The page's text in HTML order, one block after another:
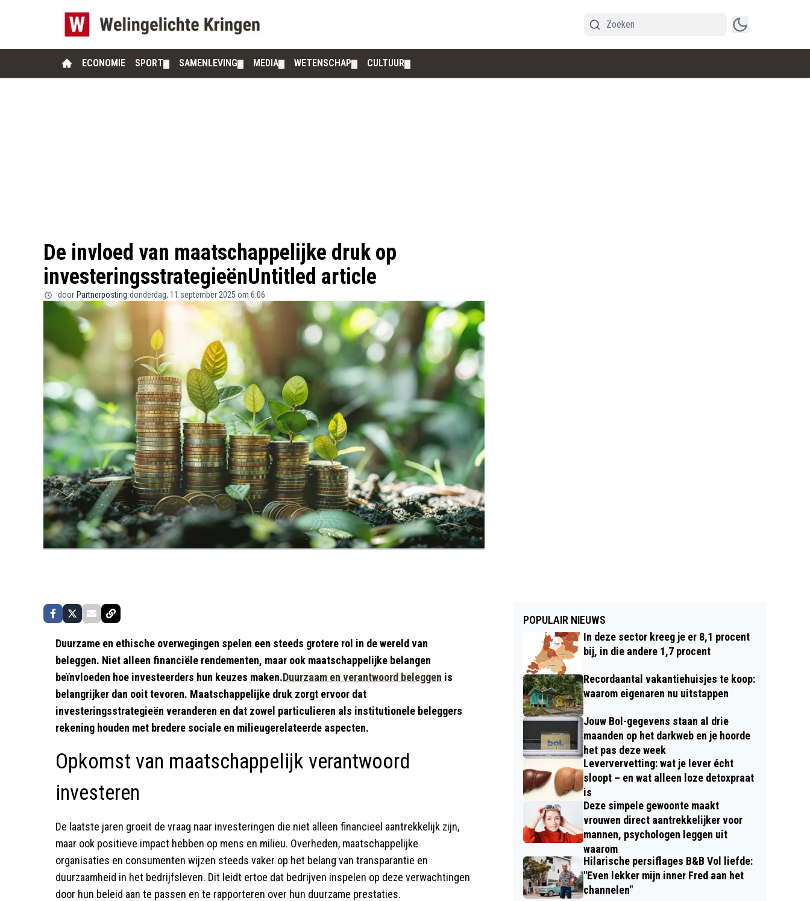
ECONOMIE SPORT SAMENLEVING MEDIA WETENSCHAP CULTUUR
De invloed van maatschappelijke druk op
investeringsstrategieënUntitled article
door Partnerposting donderdag, 11 september 2025 om 6:06
Duurzame en ethische overwegingen spelen een steeds grotere rol in de wereld van
beleggen. Niet alleen financiële rendementen, maar ook maatschappelijke belangen
beïnvloeden hoe investeerders hun keuzes maken.Duurzaam en verantwoord beleggen is
belangrijker dan ooit tevoren. Maatschappelijke druk zorgt ervoor dat
investeringsstrategieën veranderen en dat zowel particulieren als institutionele beleggers
rekening houden met bredere sociale en milieugerelateerde aspecten.
Opkomst van maatschappelijk verantwoord
investeren
De laatste jaren groeit de vraag naar investeringen die niet alleen financieel aantrekkelijk zijn,
maar ook positieve impact hebben op mens en milieu. Overheden, maatschappelijke
organisaties en consumenten wijzen steeds vaker op het belang van transparantie en
duurzaamheid in het bedrijfsleven. Dit leidt ertoe dat bedrijven inspelen op deze verwachtingen
door hun beleid aan te passen en te rapporteren over hun duurzame prestaties.
POPULAIR NIEUWS
In deze sector kreeg je er 8,1 procent
bij, in die andere 1,7 procent
Recordaantal vakantiehuisjes te koop:
waarom eigenaren nu uitstappen
Jouw Bol-gegevens staan al drie
maanden op het darkweb en je hoorde
het pas deze week
Leververvetting: wat je lever écht
sloopt – en wat alleen loze detoxpraat
is
Deze simpele gewoonte maakt
vrouwen direct aantrekkelijker voor
mannen, psychologen leggen uit
waarom
Hilarische persiflages B&B Vol liefde:
"Even lekker mijn inner Fred aan het
channelen"